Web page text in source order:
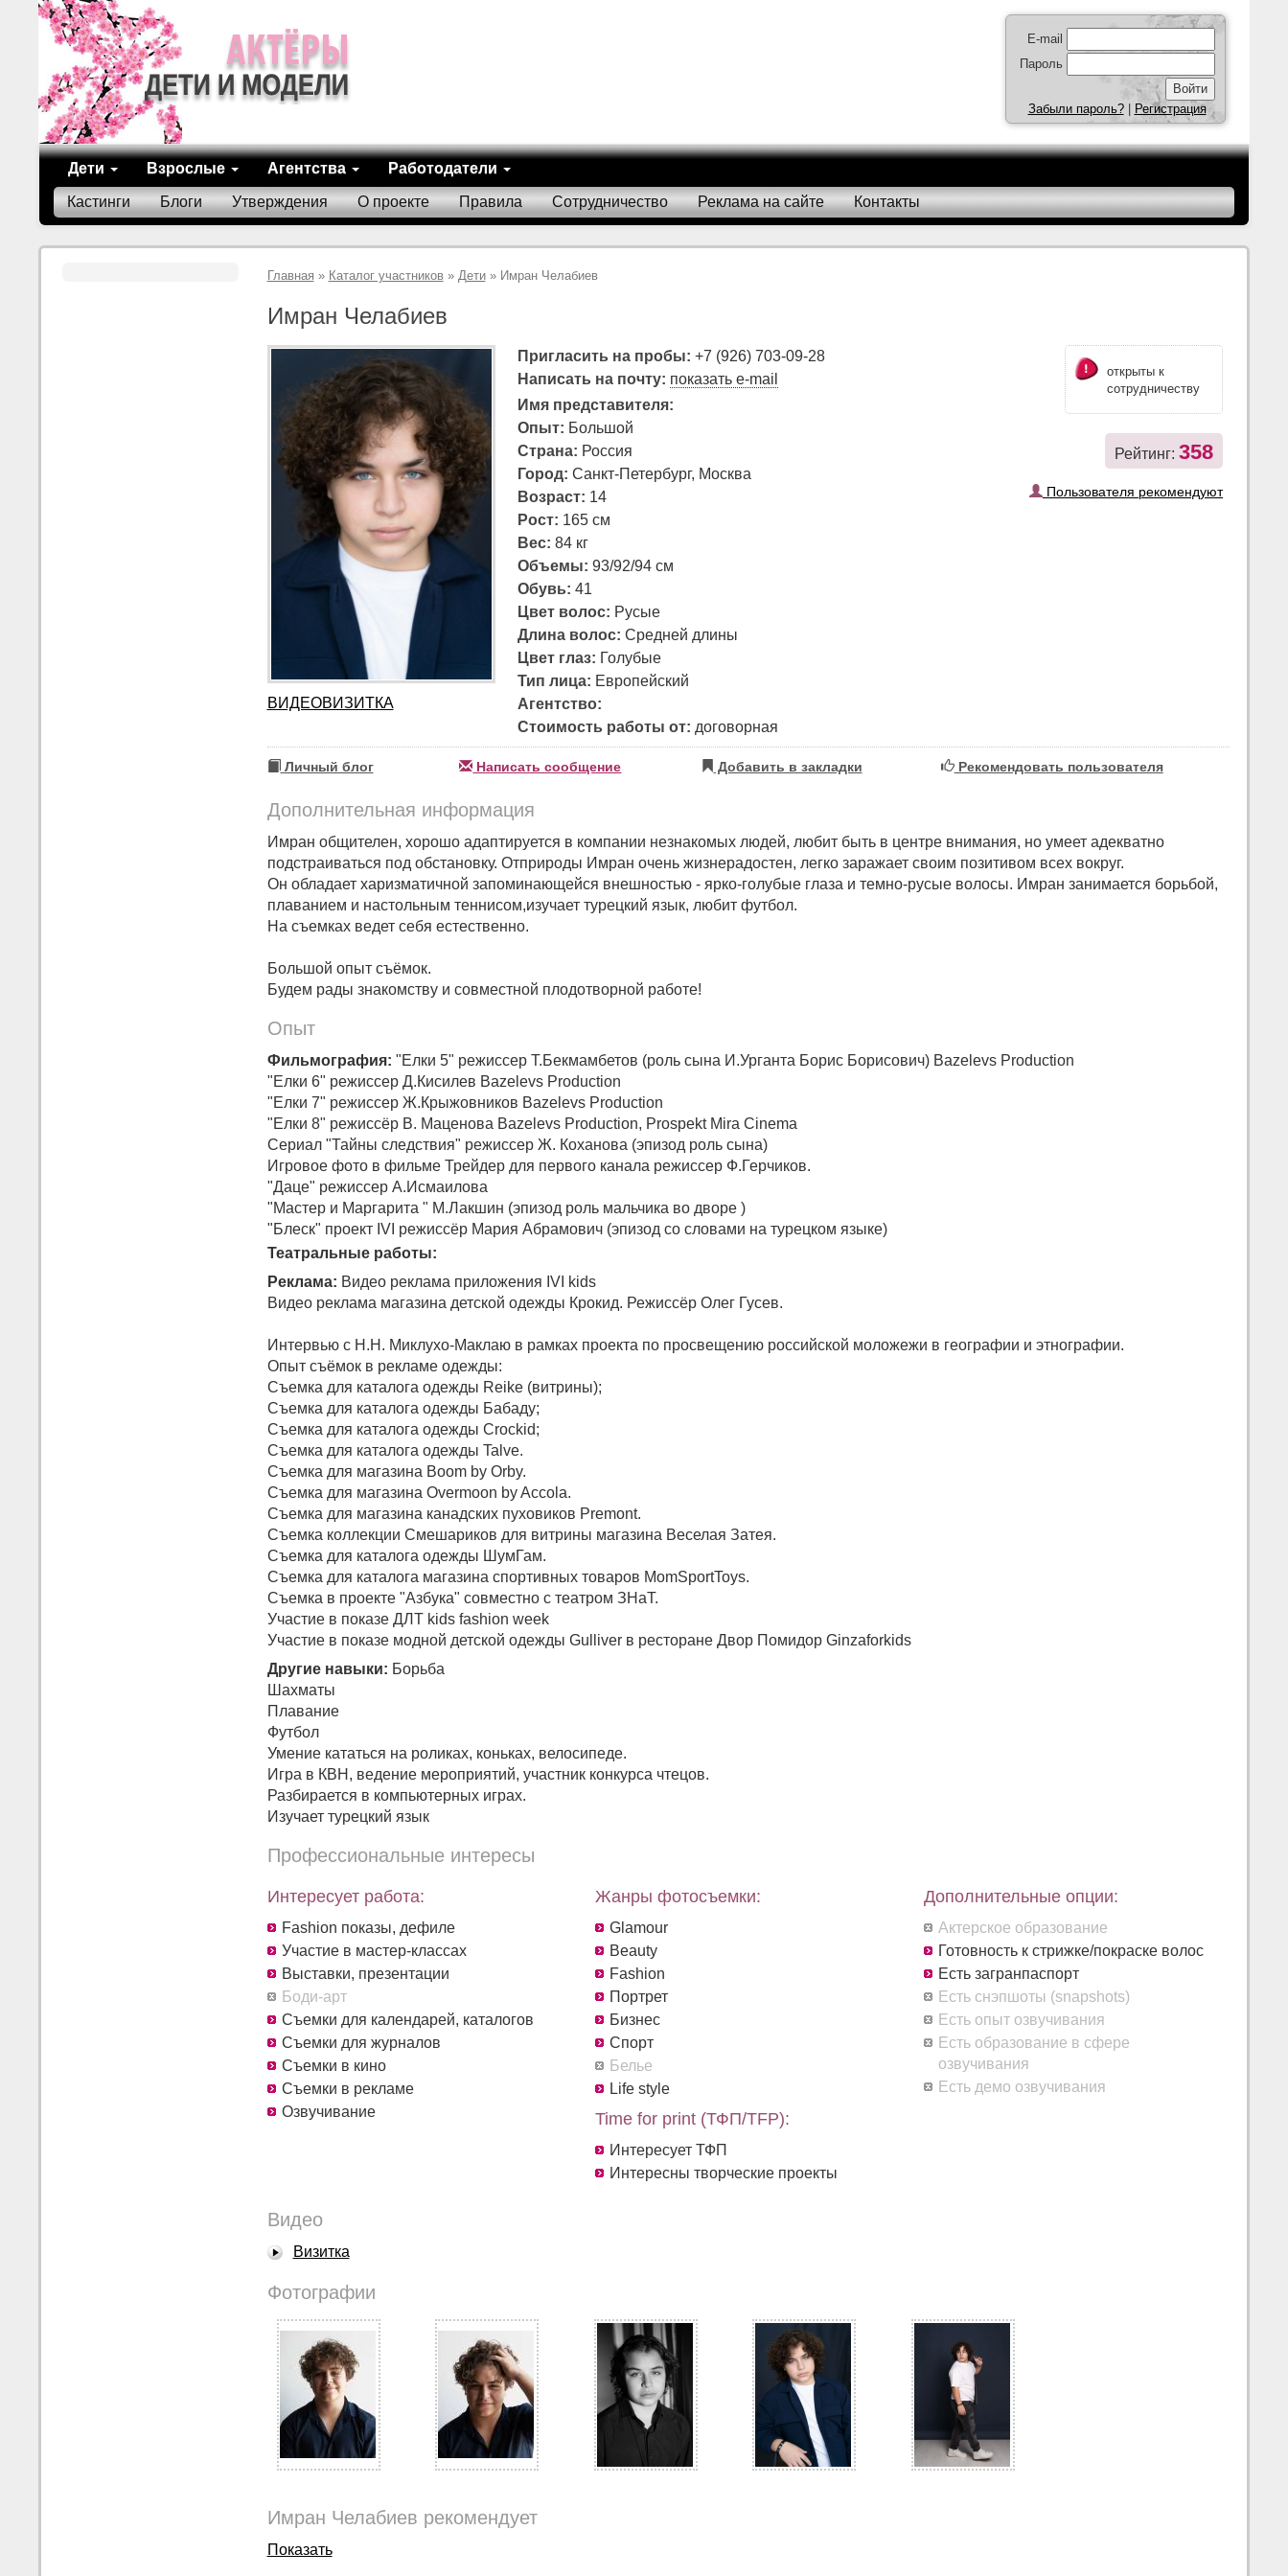
E-mail
Пароль
Забыли пароль?| Регистрация
Дети Взрослые Агентства Работодатели
Кастинги Блоги Утверждения О проекте Правила Сотрудничество Реклама на сайте Контакты
Главная » Каталог участников» Дети» Имран Челабиев
Имран Челабиев
ВИДЕОВИЗИТКА
открыты к
сотрудничеству
Рейтинг: 358
Пользователя рекомендуют
Пригласить на пробы: +7 (926) 703-09-28
Написать на почту: показать e-mail
Имя представителя:
Опыт: Большой
Страна: Россия
Город: Санкт-Петербург, Москва
Возраст: 14
Рост: 165 см
Вес: 84 кг
Объемы: 93/92/94 см
Обувь: 41
Цвет волос: Русые
Длина волос: Средней длины
Цвет глаз: Голубые
Тип лица: Европейский
Агентство:
Стоимость работы от: договорная
Личный блог Написать сообщение Добавить в закладки Рекомендовать пользователя
Дополнительная информация
Имран общи­телен, хорошо адаптируется в компании не­знакомых людей, любит быть в центре вним­ания, но умеет адекватно
подстраиваться ­под обстановку. От­природы Имран очень жизнерадостен, легк­о заражает своим позитивом всех вокруг.
Он обладает харизматичной запоминающейс­я внешностью - ярко-голубые глаза и темн­о-русые волосы. Имран занимается борьбой,
плаван­ием и настольным теннисом,изучает турецкий язык, любит футбол.
На съемках ведет себя естественно.
Большой опыт съёмок.
Будем рады знакомству и совместной плодотворной работе!
Опыт
Фильмография: "Елки 5" режиссер Т.Бекмамбетов (роль сына И.Урганта Борис Борисович) Bazelevs Production
"Елки 6" режиссер Д.Кисилев Bazelevs Production
"Елки 7" режиссер Ж.Крыжовников Bazelevs Production
"Елки 8" режиссёр В. Маценова Bazelevs Production, Prospekt Mira Cinema
Сериал "Тайны следствия" режиссер Ж. Коханова (эпизод роль сына)
Игровое фото в фильме Трейдер для первого канала режиссер Ф.Герчиков.
"Даце" режиссер А.Исмаилова
"Мастер и Маргарита " М.Лакшин (эпизод роль мальчика во дворе )
"Блеск" проект IVI режиссёр Мария Абрамович (эпизод со словами на турецком языке)
Театральные работы:
Реклама: Видео реклама приложения IVI kids
Видео реклама магазина детской одежды Крокид. Режиссёр Олег Гусев.
Интервью с Н.Н. Миклухо-Маклаю в рамках проекта по просвещению российской моложежи в географии и этнографии.
Опыт съёмок в рекламе одежды:
Съемка для каталога одежды Reike (витрины);
Cъемка для каталога одежды Бабаду;
Cъемка для каталога одежды Crockid;
Съемка для каталога одежды Talve.
Съемка для магазина Boom by Orby.
Съемка для магазина Overmoon by Accola.
Съемка для магазина канадских пуховиков Premont.
Cъемка коллекции Смешариков для витрины магазина Веселая Затея.
Съемка для каталога одежды ШумГам.
Съемка для каталога магазинa спортивных товаров MomSportToys.
Съемка в проекте "Азбука" совместно с театром ЗНаТ.
Участие в показе ДЛТ kids fashion week
Участие в показе модной детской одежды Gulliver в ресторане Двор Помидор Ginzaforkids
Другие навыки: Борьба
Шахматы
Плавание
Футбол
Умение кататься на роликах, коньках, велосипеде.
Игра в КВН, ведение мероприятий, участник конкурса чтецов.
Разбирается в компьютерных играх.
Изучает турецкий язык
Профессиональные интересы
Интересует работа:
Fashion показы, дефиле
Участие в мастер-классах
Выставки, презентации
Боди-арт
Съемки для календарей, каталогов
Съемки для журналов
Съемки в кино
Съемки в рекламе
Озвучивание
Жанры фотосъемки:
Glamour
Beauty
Fashion
Портрет
Бизнес
Спорт
Белье
Life style
Time for print (ТФП/TFP):
Интересует ТФП
Интересны творческие проекты
Дополнительные опции:
Актерское образование
Готовность к стрижке/покраске волос
Есть загранпаспорт
Есть снэпшоты (snapshots)
Есть опыт озвучивания
Есть образование в сфере
озвучивания
Есть демо озвучивания
Видео
Визитка
Фотографии
Имран Челабиев рекомендует
Показать